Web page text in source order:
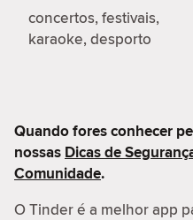
concertos, festivais,
karaoke, desporto
Quando fores conhecer
nossas Dicas de
Comunidade.
O Tinder é a melhor app